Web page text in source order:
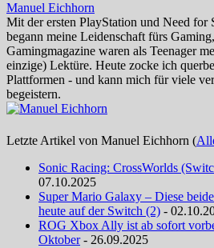
Manuel Eichhorn
Mit der ersten PlayStation und Need for
begann meine Leidenschaft fürs
Gamingmagazine waren als Teenager
einzige) Lektüre. Heute zocke ich
Plattformen - und kann mich für viele
begeistern.
Letzte Artikel von Manuel Eichhorn (
Sonic Racing: CrossWorlds
07.10.2025
Super Mario Galaxy – Diese
heute auf der Switch (2) -
ROG Xbox Ally ist ab sofort
Oktober- 26.09.2025